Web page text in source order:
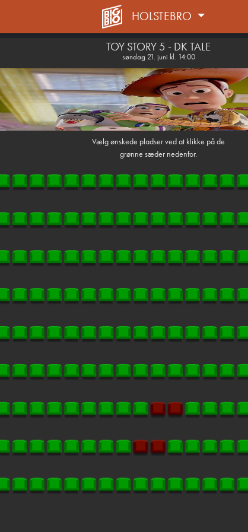
HOLSTEBRO
TOY STORY 5 - DK TALE
søndag 21. juni kl. 14:00
Vælg ønskede pladser ved at klikke på de
grønne sæder nedenfor.
1step-front02 023116